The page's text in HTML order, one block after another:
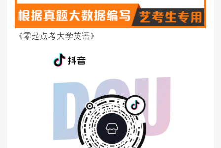
《零起点考大学英语》